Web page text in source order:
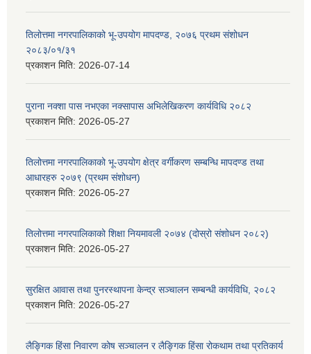
तिलोत्तमा नगरपालिकाको भू-उपयोग मापदण्ड, २०७६ प्रथम संशोधन
२०८३/०१/३१
प्रकाशन मिति: 2026-07-14
पुराना नक्शा पास नभएका नक्सापास अभिलेखिकरण कार्यविधि २०८२
प्रकाशन मिति: 2026-05-27
तिलोत्तमा नगरपालिकाको भू-उपयोग क्षेत्र वर्गीकरण सम्बन्धि मापदण्ड तथा
आधारहरु २०७९ (प्रथम संशोधन)
प्रकाशन मिति: 2026-05-27
तिलोत्तमा नगरपालिकाको शिक्षा नियमावली २०७४ (दोस्रो संशोधन २०८२)
प्रकाशन मिति: 2026-05-27
सुरक्षित आवास तथा पुनरस्थापना केन्द्र सञ्चालन सम्बन्धी कार्यविधि, २०८२
प्रकाशन मिति: 2026-05-27
लैङ्गिक हिंसा निवारण कोष सञ्चालन र लैङ्गिक हिंसा रोकथाम तथा प्रतिकार्य